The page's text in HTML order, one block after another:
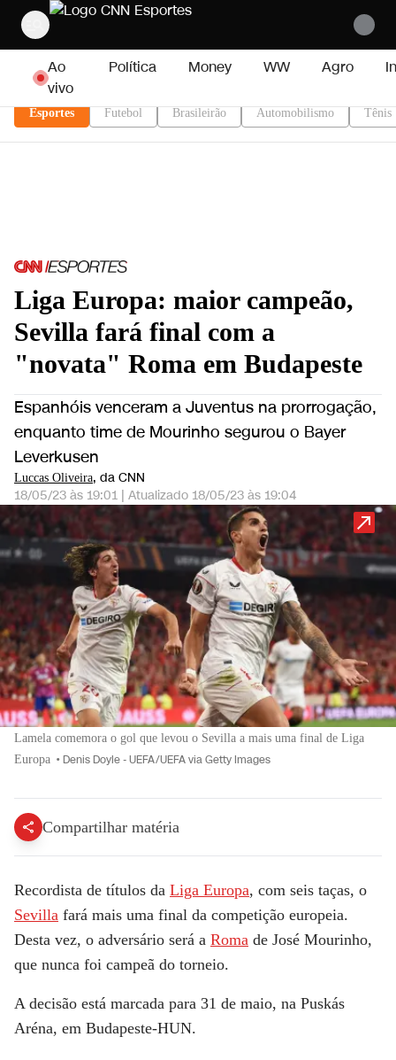
Pular para o conteúdo
Ao
vivo
Política Money WW Agro
Esportes Futebol Brasileirão Automobilismo Tênis
Liga Europa: maior campeão,
Sevilla fará final com a
"novata" Roma em Budapeste
Espanhóis venceram a Juventus na prorrogação,
enquanto time de Mourinho segurou o Bayer
Leverkusen
Luccas Oliveira, da CNN
18/05/23 às 19:01 | Atualizado 18/05/23 às 19:04
Lamela comemora o gol que levou o Sevilla a mais uma final de Liga
Europa • Denis Doyle - UEFA/UEFA via Getty Images
Compartilhar matéria
Recordista de títulos da Liga Europa, com seis taças, o
Sevilla fará mais uma final da competição europeia.
Desta vez, o adversário será a Roma de José Mourinho,
que nunca foi campeã do torneio.
A decisão está marcada para 31 de maio, na Puskás
Aréna, em Budapeste-HUN.